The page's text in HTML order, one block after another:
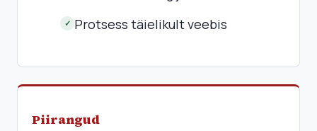
✓ Protsess täielikult veebis
Piirangud